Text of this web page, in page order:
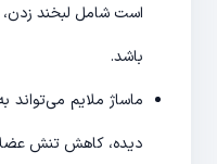
است شامل لبخند
باشد.
ماساژ ملایم
دیده، کاهش تنش